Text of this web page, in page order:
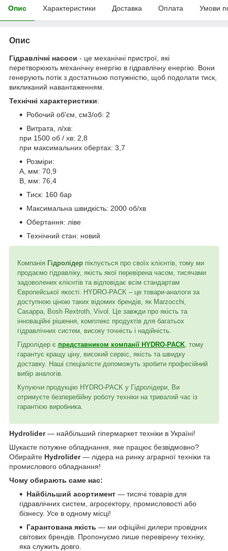
Опис Характеристики Доставка Оплата Умови
Опис
Гідравлічні насоси - це механічні пристрої, які
перетворюють механічну енергію в гідравлічну енергію. Вони
генерують потік з достатньою потужністю, щоб подолати тиск,
викликаний навантаженням.
Технічні характеристики:
Робочий об'єм, см3/об: 2
Витрата, л/хв:
при 1500 об / хв: 2,8
при максимальних обертах: 3,7
Розміри:
A, мм: 70,9
B, мм: 76,4
Тиск: 160 бар
Максимальна швидкість: 2000 об/хв
Обертання: ліве
Технічний стан: новий
Компанія Гідролідер піклується про своїх клієнтів, тому ми
продаємо гідравліку, якість якої перевірена часом, тисячами
задоволених клієнтів та відповідає всім стандартам
Європейської якості. HYDRO-PACK – це товари-аналоги за
доступною ціною таких відомих брендів, як Marzocchi,
Casappa, Bosh Rextroth, Vivol. Це завжди про якість та
інноваційні рішення, комплекс продуктів для багатьох
гідравлічних систем, високу точність і надійність.
Гідролідер є представником компанії HYDRO-PACK , тому
гарантує кращу ціну, високий сервіс, якість та швидку
доставку. Наші спеціалісти допоможуть зробити професійний
вибір аналогів.
Купуючи продукцію HYDRO-PACK у Гідролідери, Ви
отримуєте безперебійну роботу техніки на тривалий час із
гарантією виробника.
Hydrolider— найбільший гіпермаркет техніки в Україні!
Шукаєте потужне обладнання, яке працює безвідмовно?
Обирайте Hydrolider— лідера на ринку аграрної техніки та
промислового обладнання!
Чому обирають саме нас:
Найбільший асортимент — тисячі товарів для
гідравлічних систем, агросектору, промисловості або
бізнесу. Усе в одному місці!
Гарантована якість — ми офіційні дилери провідних
світових брендів. Пропонуємо лише перевірену техніку,
яка служить довго.